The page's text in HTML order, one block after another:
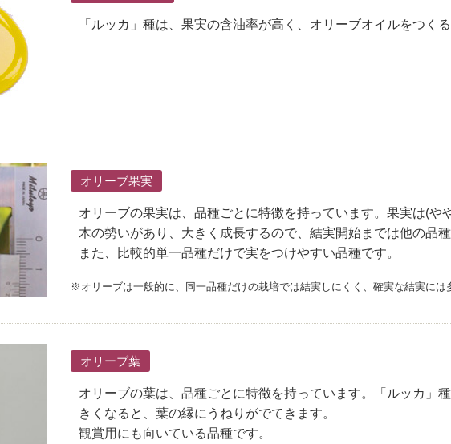
「ルッカ」種は、果実の含油率が高く、オリーブオイルをつく
オリーブ果実
オリーブの果実は、品種ごとに特徴を持っています。果実は(や
木の勢いがあり、大きく成長するので、結実開始までは他の品
また、比較的単一品種だけで実をつけやすい品種です。
※オリーブは一般的に、同一品種だけの栽培では結実しにくく、確実な結実に
オリーブ葉
オリーブの葉は、品種ごとに特徴を持っています。「ルッカ」
きくなると、葉の縁にうねりがでてきます。
観賞用にも向いている品種です。